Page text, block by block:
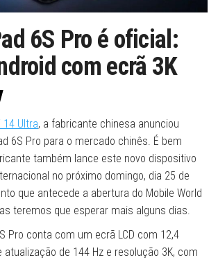
6S Pro é oficial:
com ecrã 3K
14 Ultra, a fabricante chinesa anunciou
6S Pro para o mercado chinês. É bem
também lance este novo dispositivo
no próximo domingo, dia 25 de
que antecede a abertura do Mobile World
teremos que esperar mais alguns dias.
Pro conta com um ecrã LCD com 12,4
atualização de 144 Hz e resolução 3K, com